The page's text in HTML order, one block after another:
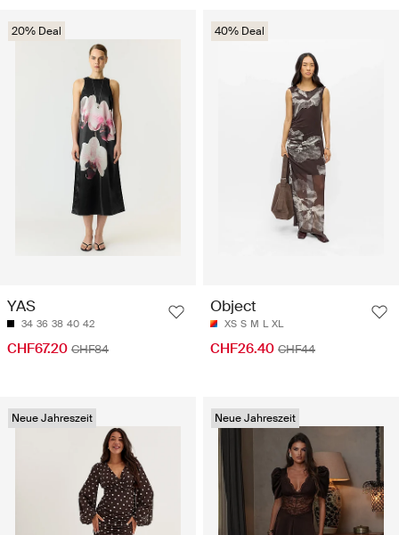
20% Deal
YAS
34 36 38 40 42
CHF67.20 CHF84
40% Deal
Object
XS S M L XL
CHF26.40 CHF44
Neue Jahreszeit Neue Jahreszeit